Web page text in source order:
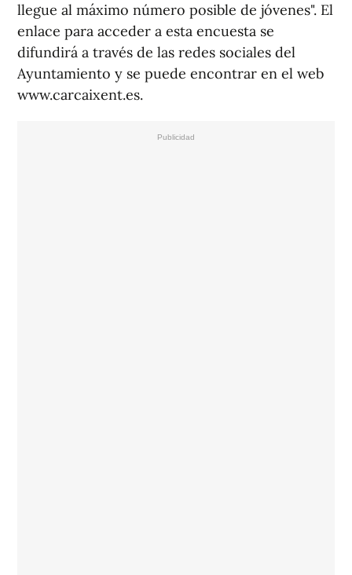
llegue al máximo número posible de jóvenes". El
enlace para acceder a esta encuesta se
difundirá a través de las redes sociales del
Ayuntamiento y se puede encontrar en el web
www.carcaixent.es.